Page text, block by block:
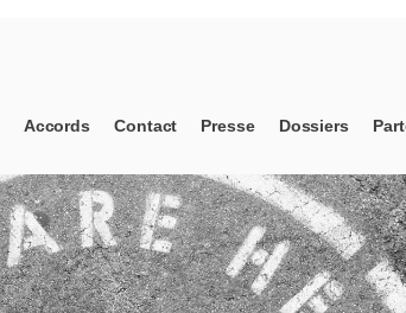
Accords Contact Presse Dossiers